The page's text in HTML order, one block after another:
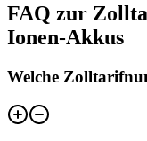
FAQ zur
Ionen-Akkus
Welche